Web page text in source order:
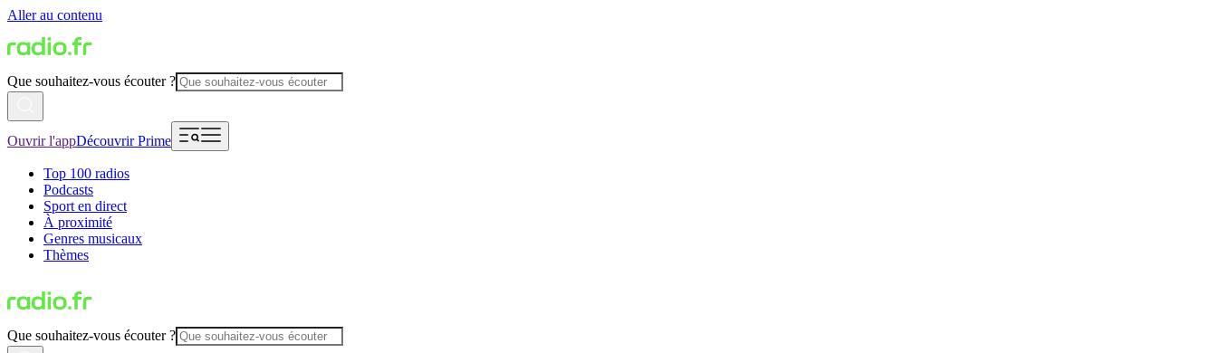
Aller au contenu
Que souhaitez-vous écouter ?
Ouvrir l'appDécouvrir Prime
Top 100 radios
Podcasts
Sport en direct
À proximité
Genres musicaux
Thèmes
Que souhaitez-vous écouter ?